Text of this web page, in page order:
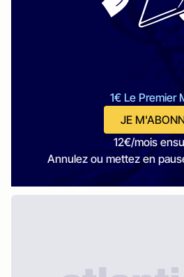
1€ Le Premier
JE
12€/mois
Annulez ou mettez en